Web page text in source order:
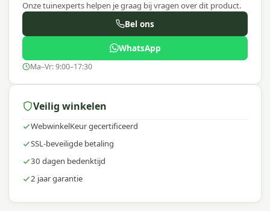
Onze tuinexperts helpen je graag bij vragen over dit product.
Bel ons
WhatsApp
Ma–Vr: 9:00–17:30
Veilig winkelen
WebwinkelKeur gecertificeerd
SSL-beveiligde betaling
30 dagen bedenktijd
2 jaar garantie